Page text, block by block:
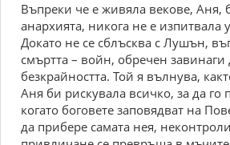
Въпреки че е живяла векове, Аня,
анархията, никога не е изпитвала
Докато не се сблъсква с Лушън,
смъртта – войн, обречен
безкрайността. Той я вълнува,
Аня би рискувала всичко, за да го
когато боговете заповядват на
да прибере самата нея,